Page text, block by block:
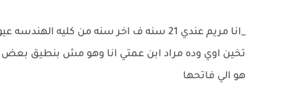
_انا مريم عندي 21 سنه ف اخر سنه من
هو الي فاتحها